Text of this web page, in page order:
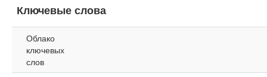
Ключевые слова
Облако
ключевых
слов